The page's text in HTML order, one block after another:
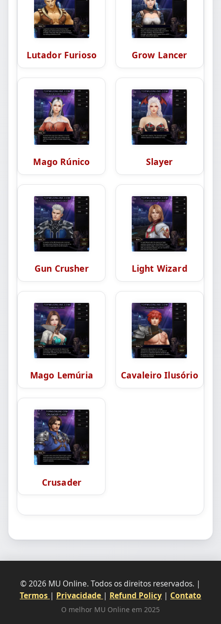
Lutador Furioso Grow Lancer
Mago Rúnico Slayer
Gun Crusher Light Wizard
Mago Lemúria Cavaleiro Ilusório
Crusader
© 2026 MU Online. Todos os direitos reservados. |
Termos | Privacidade | Refund Policy | Contato
O melhor MU Online em 2025